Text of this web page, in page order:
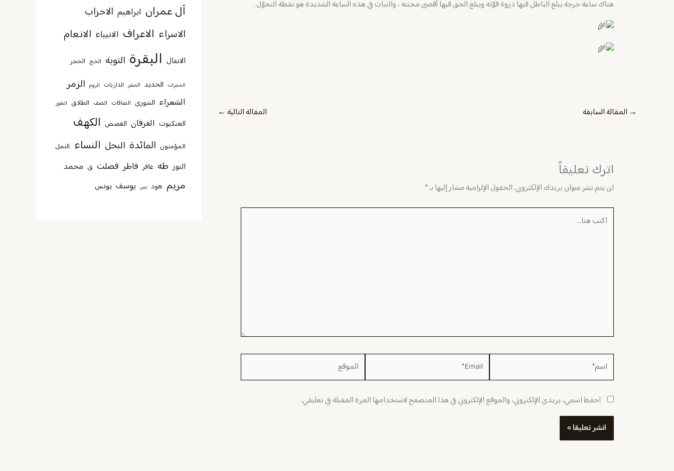
هناك ساعة حرجة يبلغ الباطل فيها ذروة قوّته ويبلغ الحق فيها أقصى محنته ، والثبات في هذه الساعة الشديدة هو نقطة التحوّل .
→ المقالة السابقة المقالة التالية ←
اترك تعليقاً
لن يتم نشر عنوان بريدك الإلكتروني.الحقول الإلزامية مشار إليها بـ*
اكتب
اسم* Email* الموقع
احفظ اسمي، بريدي الإلكتروني، والموقع الإلكتروني في هذا المتصفح لاستخدامها المرة المقبلة في تعليقي.
آل عمران ابراهيم الاحزاب
الاسراء الاعراف الانبياء الانعام
الانفال البقرة التوبة الحج الحجر
الحجرات الحديد الحشر الذاريات الروم الزمر
الشعراء الشورى الصافات الصف الطلاق الطور
العنكبوت الفرقان القصص الكهف
المؤمنون المائدة النحل النساء النمل
النور طه غافر فاطر فصلت ق محمد
مريم هود يس يوسف يونس